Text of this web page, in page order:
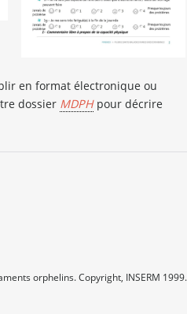
en format électronique ou
dossier MDPHpour décrire
orphelins. Copyright, INSERM 1999.